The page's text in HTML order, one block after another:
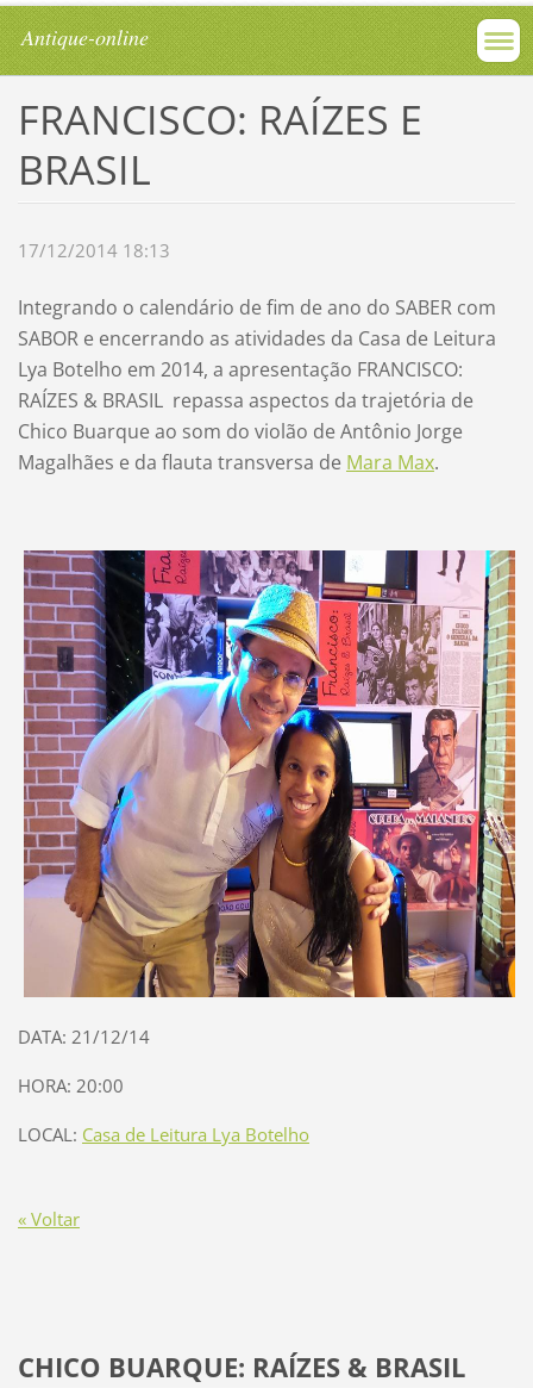
Antique-online
FRANCISCO: RAÍZES E
BRASIL
17/12/2014 18:13
Integrando o calendário de fim de ano do SABER com
SABOR e encerrando as atividades da Casa de Leitura
Lya Botelho em 2014, a apresentação FRANCISCO:
RAÍZES & BRASIL repassa aspectos da trajetória de
Chico Buarque ao som do violão de Antônio Jorge
Magalhães e da flauta transversa de Mara Max.
DATA: 21/12/14
HORA: 20:00
LOCAL: Casa de Leitura Lya Botelho
« Voltar
CHICO BUARQUE: RAÍZES & BRASIL